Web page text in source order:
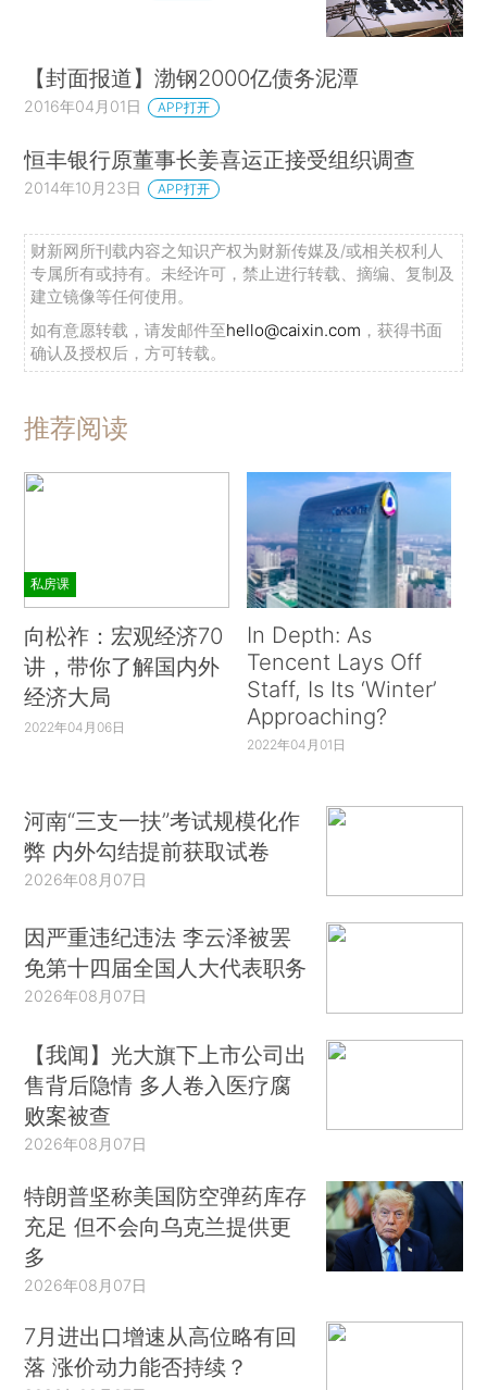
【封面报道】渤钢2000亿债务泥潭
2016年04月01日 APP打开
恒丰银行原董事长姜喜运正接受组织调查
2014年10月23日 APP打开
财新网所刊载内容之知识产权为财新传媒及/或相关权利人
专属所有或持有。未经许可，禁止进行转载、摘编、复制及
建立镜像等任何使用。
如有意愿转载，请发邮件至hello@caixin.com ，获得书面
确认及授权后，方可转载。
推荐阅读
私房课
向松祚：宏观经济70
讲，带你了解国内外
经济大局
2022年04月06日
In Depth: As
Tencent Lays Off
Staff, Is Its ‘Winter’
Approaching?
2022年04月01日
河南“三支一扶”考试规模化作
弊 内外勾结提前获取试卷
2026年08月07日
因严重违纪违法 李云泽被罢
免第十四届全国人大代表职务
2026年08月07日
【我闻】光大旗下上市公司出
售背后隐情 多人卷入医疗腐
败案被查
2026年08月07日
特朗普坚称美国防空弹药库存
充足 但不会向乌克兰提供更
多
2026年08月07日
7月进出口增速从高位略有回
落 涨价动力能否持续？